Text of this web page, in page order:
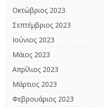
Οκτώβριος 2023
Σεπτέμβριος 2023
Ιούνιος 2023
Μάιος 2023
Απρίλιος 2023
Μάρτιος 2023
Φεβρουάριος 2023